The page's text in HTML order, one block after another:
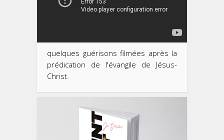
quelques guérisons filmées après la
prédication de l'évangile de Jésus-
Christ.